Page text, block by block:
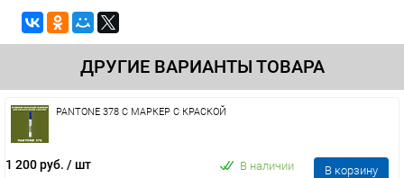
ДРУГИЕ ВАРИАНТЫ ТОВАРА
PANTONE 378 C МАРКЕР С КРАСКОЙ
1 200 руб. / шт В наличии В корзину